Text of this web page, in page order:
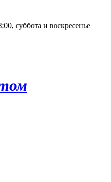
суббота и воскресенье